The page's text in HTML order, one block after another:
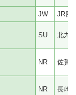
JW JR四
SU 北九
NR 佐賀
NR 長崎